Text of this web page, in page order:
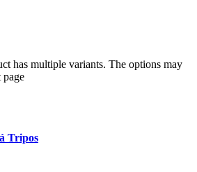
has multiple variants. The options may
page
Tripos